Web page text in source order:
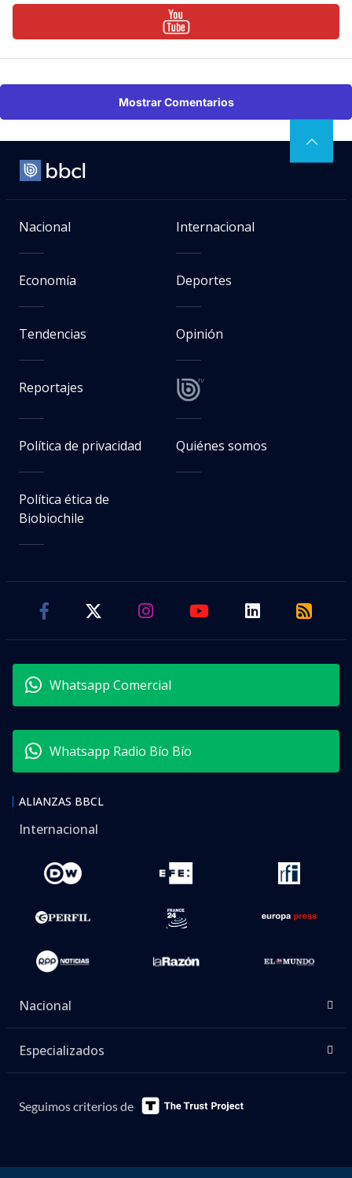
Mostrar Comentarios
Nacional Internacional
Economía Deportes
Tendencias Opinión
Reportajes
Política de privacidad Quiénes somos
Política ética de
Biobiochile
Whatsapp Comercial
Whatsapp Radio Bío Bío
ALIANZAS BBCL
Internacional
Nacional
Especializados
Seguimos criterios de